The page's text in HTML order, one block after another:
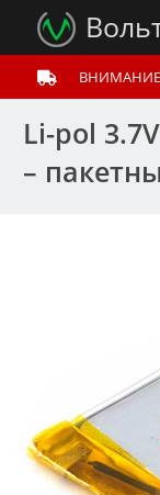
Li-pol
–